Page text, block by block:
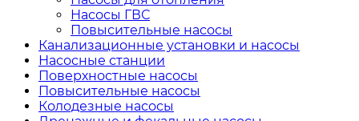
Насосы ГВС
Повысительные насосы
Канализационные установки и насосы
Насосные станции
Поверхностные насосы
Повысительные насосы
Колодезные насосы